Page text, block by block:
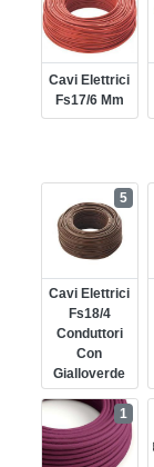
Cavi Elettrici
Fs17/6 Mm
Cavi Elettrici
Fs18/4
Conduttori
Con
Gialloverde
5
1